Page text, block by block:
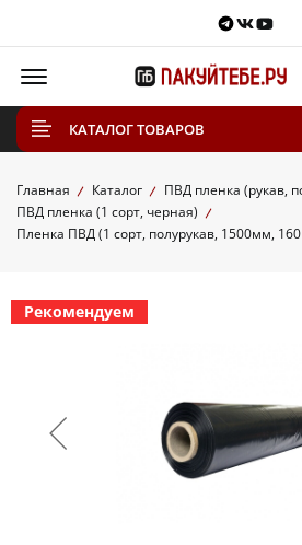
Telegram
КАТАЛОГ ТОВАРОВ
Главная Каталог
ПВД пленка (рукав,
ПВД пленка (1 сорт, черная)
Пленка ПВД (1 сорт, полурукав, 1500мм,
Рекомендуем